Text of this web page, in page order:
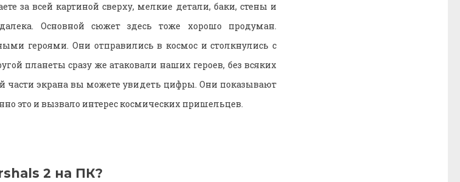
за всей картиной сверху, мелкие детали, баки, стены и
Основной сюжет здесь тоже хорошо продуман.
героями. Они отправились в космос и столкнулись с
планеты сразу же атаковали наших героев, без всяких
части экрана вы можете увидеть цифры. Они показывают
это и вызвало интерес космических пришельцев.
2 на ПК?